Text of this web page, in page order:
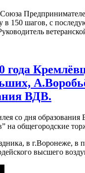
в 150 шагов, с
года
ВДВ.
со дня
общегородские
в г.Воронеже,
высшего